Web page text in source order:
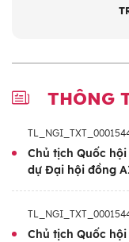
THÔNG
Chủ tịch Quốc
dự Đại hội đồng
Chủ tịch Quốc